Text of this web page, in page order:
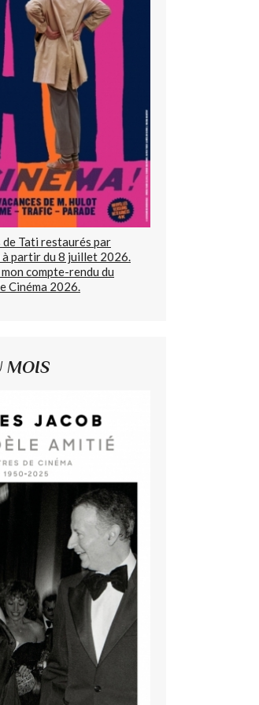
Tati restaurés par
partir du 8 juillet 2026.
compte-rendu du
Cinéma 2026.
MOIS